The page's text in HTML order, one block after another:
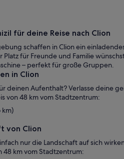
für deine Reise nach Clion
schaffen in Clion ein
für Freunde und Familie
– perfekt für große Gruppen.
in Clion
deinen Aufenthalt? Verlasse deine
von 48 km vom Stadtzentrum:
km)
von Clion
nur die Landschaft auf sich
48 km vom Stadtzentrum: